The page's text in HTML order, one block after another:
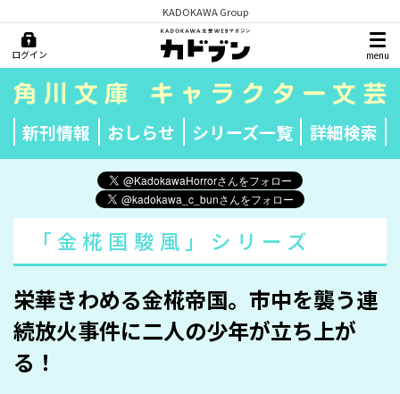
KADOKAWA Group
ログイン menu
新刊情報 おしらせ シリーズ一覧 詳細検索
「金椛国駿風」シリーズ
栄華きわめる金椛帝国。市中を襲う連
続放火事件に二人の少年が立ち上が
る！